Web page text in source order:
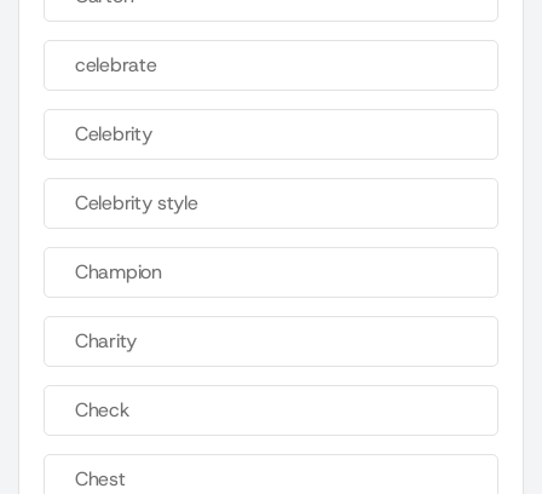
celebrate
Celebrity
Celebrity style
Champion
Charity
Check
Chest